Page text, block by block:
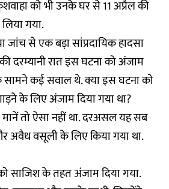
को भी उनके घर से 11 अप्रैल की
गया.
से एक बड़ा सांप्रदायिक हादसा
दरम्यानी रात इस घटना को अंजाम
सामने कई सवाल थे. क्या इस घटना को
के लिए अंजाम दिया गया था?
तो ऐसा नहीं था. दरअसल यह सब
अवैध वसूली के लिए किया गया था.
साजिश के तहत अंजाम दिया गया.